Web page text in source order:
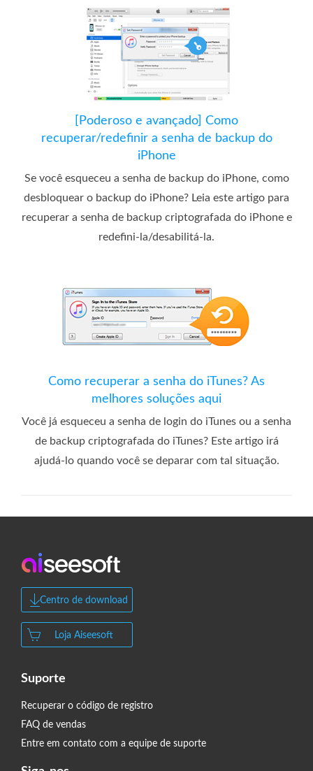
[Poderoso e avançado] Como
recuperar/redefinir a senha de backup do
iPhone
Se você esqueceu a senha de backup do iPhone, como
desbloquear o backup do iPhone? Leia este artigo para
recuperar a senha de backup criptografada do iPhone e
redefini-la/desabilitá-la.
Como recuperar a senha do iTunes? As
melhores soluções aqui
Você já esqueceu a senha de login do iTunes ou a senha
de backup criptografada do iTunes? Este artigo irá
ajudá-lo quando você se deparar com tal situação.
Centro de download
Loja Aiseesoft
Suporte
Recuperar o código de registro
FAQ de vendas
Entre em contato com a equipe de suporte